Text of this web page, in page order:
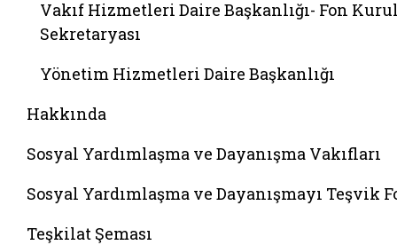
Vakıf Hizmetleri Daire Başkanlığı- Fon
Sekretaryası
Yönetim Hizmetleri Daire Başkanlığı
Hakkında
Sosyal Yardımlaşma ve Dayanışma Vakıfları
Sosyal Yardımlaşma ve Dayanışmayı Teşvik
Teşkilat Şeması